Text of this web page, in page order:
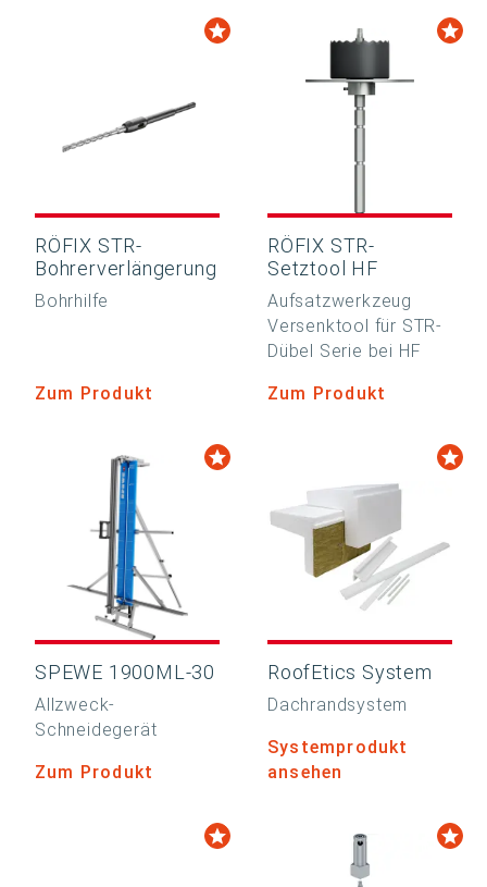
RÖFIX STR-
Bohrerverlängerung
Bohrhilfe
Zum Produkt
RÖFIX STR-
Setztool HF
Aufsatzwerkzeug
Versenktool für STR-
Dübel Serie bei HF
Zum Produkt
SPEWE 1900ML-30
Allzweck-
Schneidegerät
Zum Produkt
RoofEtics System
Dachrandsystem
Systemprodukt
ansehen